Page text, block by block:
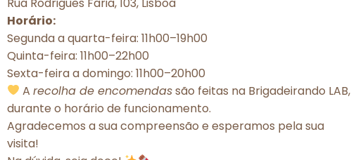
Aceitar todos Recusar todos
Política de CookiesPolítica de Privacidade – Brigadeirando
Horário:
Segunda a quarta-feira: 11h00–19h00
Quinta-feira: 11h00–22h00
Sexta-feira a domingo: 11h00–20h00
Arecolha de encomendassão feitas na Brigadeirando LAB,
durante o horário de funcionamento.
Agradecemos a sua compreensão e esperamos pela sua
visita!